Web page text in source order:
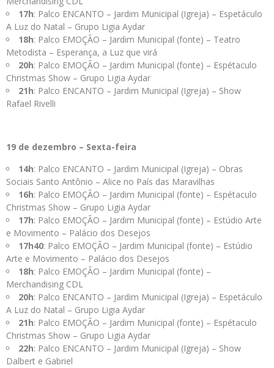
17h: Palco ENCANTO – Jardim Municipal (Igreja) – Espetáculo
A Luz do Natal – Grupo Ligia Aydar
18h: Palco EMOÇÃO – Jardim Municipal (fonte) – Teatro
Metodista – Esperança, a Luz que virá
20h: Palco EMOÇÃO – Jardim Municipal (fonte) – Espétaculo
Christmas Show – Grupo Ligia Aydar
21h: Palco ENCANTO – Jardim Municipal (Igreja) – Show
Rafael Rivelli
19 de dezembro – Sexta-feira
14h: Palco ENCANTO – Jardim Municipal (Igreja) – Obras
Sociais Santo Antônio – Alice no País das Maravilhas
16h: Palco EMOÇÃO – Jardim Municipal (fonte) – Espétaculo
Christmas Show – Grupo Ligia Aydar
17h: Palco EMOÇÃO – Jardim Municipal (fonte) – Estúdio Arte
e Movimento – Palácio dos Desejos
17h40: Palco EMOÇÃO – Jardim Municipal (fonte) – Estúdio
Arte e Movimento – Palácio dos Desejos
18h: Palco EMOÇÃO – Jardim Municipal (fonte) –
Merchandising CDL
20h: Palco ENCANTO – Jardim Municipal (Igreja) – Espetáculo
A Luz do Natal – Grupo Ligia Aydar
21h: Palco EMOÇÃO – Jardim Municipal (fonte) – Espétaculo
Christmas Show – Grupo Ligia Aydar
22h: Palco ENCANTO – Jardim Municipal (Igreja) – Show
Dalbert e Gabriel